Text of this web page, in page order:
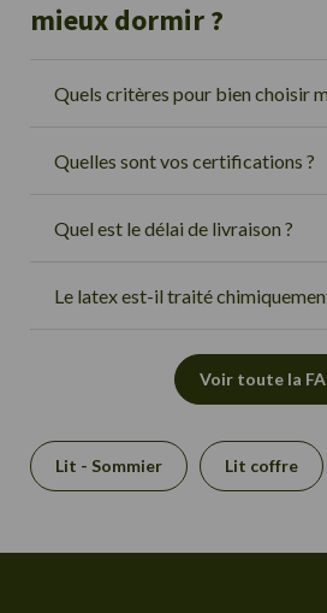
mieux dormir ?
Quels critères pour bien choisir
Quelles sont vos certifications ?
Quel est le délai de livraison ?
Le latex est-il traité
Voir toute la
Lit - Sommier Lit coffre